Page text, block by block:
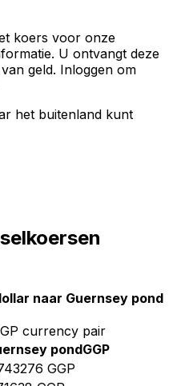
koers voor onze
U ontvangt deze
geld. Inloggen om
het buitenland kunt
naar Guernsey pond
currency pair
pondGGP
GGP